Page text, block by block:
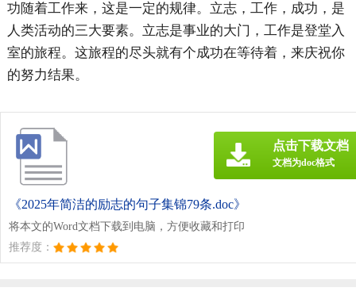
功随着工作来，这是一定的规律。立志，工作，成功，是
人类活动的三大要素。立志是事业的大门，工作是登堂入
室的旅程。这旅程的尽头就有个成功在等待着，来庆祝你
的努力结果。
《2025年简洁的励志的句子集锦79条.doc》
将本文的Word文档下载到电脑，方便收藏和打印
推荐度：
点击下载文档
文档为doc格式